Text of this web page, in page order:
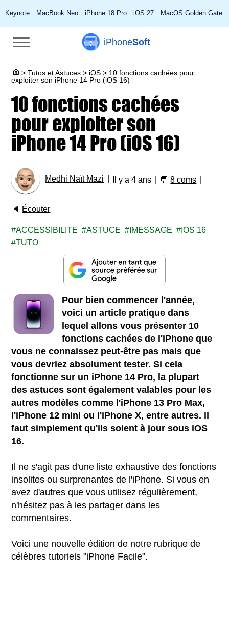
Keynote MacBook Neo iPhone 18 Pro iOS 27 MacOS Golden Gate
iPhoneSoft
> Tutos et Astuces > iOS > 10 fonctions cachées pour
exploiter son iPhone 14 Pro (iOS 16)
10 fonctions cachées
pour exploiter son
iPhone 14 Pro (iOS 16)
Medhi Naït Mazi Il y a 4 ans 💬8 coms
🔈 Écouter
ACCESSIBILITE ASTUCE IMESSAGE
IOS 16
TUTO
Pour bien commencer l'année,
voici un article pratique dans
lequel allons vous présenter 10
fonctions cachées de l'iPhone que
vous ne connaissez peut-être pas mais que
vous devriez absolument tester. Si cela
fonctionne sur un iPhone 14 Pro, la plupart
des astuces sont également valables pour les
autres modèles comme l'iPhone 13 Pro Max,
l'iPhone 12 mini ou l'iPhone X, entre autres. ll
faut simplement qu'ils soient à jour sous iOS
16.
Il ne s'agit pas d'une liste exhaustive des fonctions
insolites ou surprenantes de l'iPhone. Si vous en
avez d'autres que vous utilisez régulièrement,
n'hésitez pas à les partager dans les
commentaires.
Voici une nouvelle édition de notre rubrique de
célèbres tutoriels "iPhone Facile".